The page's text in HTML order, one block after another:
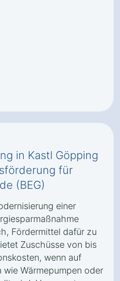
in Kastl Göpping
für
(BEG)
einer
Fördermittel dafür zu
Zuschüsse von bis
wenn auf
wie Wärmepumpen oder